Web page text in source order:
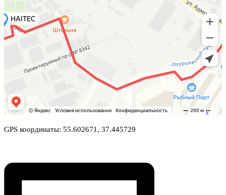
GPS координаты: 55.602671, 37.445729